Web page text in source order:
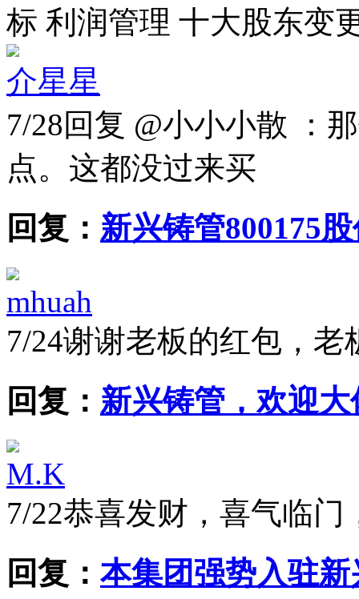
标 利润管理 十大股东变
介星星
7/28回复 @小小小散 ：
点。这都没过来买
回复： 新兴铸管800175
mhuah
7/24谢谢老板的红包，老
回复： 新兴铸管，欢迎大
M.K
7/22恭喜发财，喜气临门
回复：本集团强势入驻新